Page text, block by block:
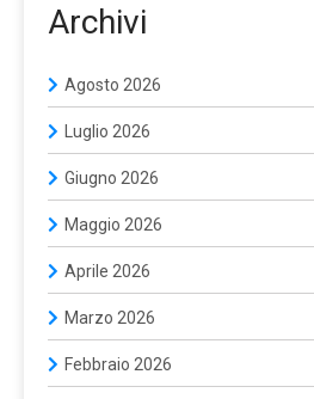
Archivi
Agosto 2026
Luglio 2026
Giugno 2026
Maggio 2026
Aprile 2026
Marzo 2026
Febbraio 2026